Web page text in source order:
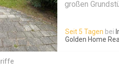
mit tadelloser
€ (inkl. NK).
steuerliche
großen
zwei Etagen
Keller. Im
Seit 5 Tagen bei
Golden Home